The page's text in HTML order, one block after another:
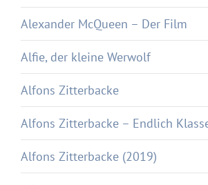
Alexander McQueen – Der Film
Alfie, der kleine Werwolf
Alfons Zitterbacke
Alfons Zitterbacke – Endlich
Alfons Zitterbacke (2019)